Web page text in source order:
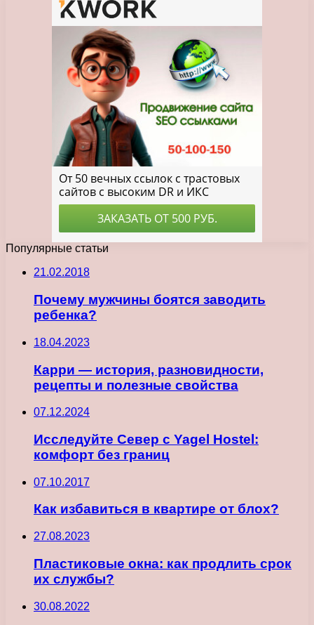
Популярные статьи
21.02.2018
Почему мужчины боятся заводить
ребенка?
18.04.2023
Карри — история, разновидности,
рецепты и полезные свойства
07.12.2024
Исследуйте Север с Yagel Hostel:
комфорт без границ
07.10.2017
Как избавиться в квартире от блох?
27.08.2023
Пластиковые окна: как продлить срок
их службы?
30.08.2022